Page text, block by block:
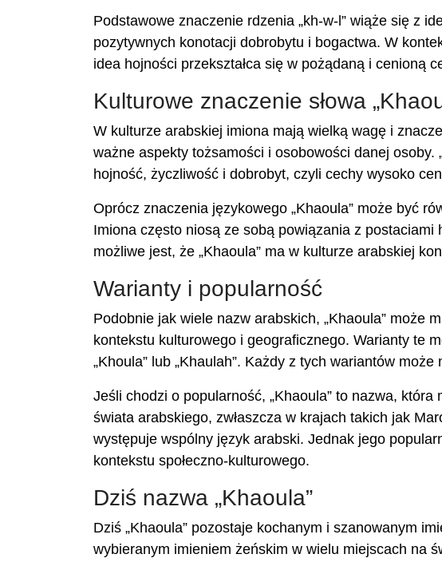
Podstawowe znaczenie rdzenia „kh-w-l” wiąże się z
pozytywnych konotacji dobrobytu i bogactwa. W
idea hojności przekształca się w pożądaną i cenioną
Kulturowe znaczenie słowa
W kulturze arabskiej imiona mają wielką wagę i
ważne aspekty tożsamości i osobowości danej osoby.
hojność, życzliwość i dobrobyt, czyli cechy wysoko
Oprócz znaczenia językowego „Khaoula” może być
Imiona często niosą ze sobą powiązania z
możliwe jest, że „Khaoula” ma w kulturze arabskiej
Warianty i popularność
Podobnie jak wiele nazw arabskich, „Khaoula” może
kontekstu kulturowego i geograficznego. Warianty te
„Khoula” lub „Khaulah”. Każdy z tych wariantów
Jeśli chodzi o popularność, „Khaoula” to nazwa,
świata arabskiego, zwłaszcza w krajach takich jak
występuje wspólny język arabski. Jednak jego
kontekstu społeczno-kulturowego.
Dziś nazwa „Khaoula”
Dziś „Khaoula” pozostaje kochanym i szanowanym
wybieranym imieniem żeńskim w wielu miejscach na